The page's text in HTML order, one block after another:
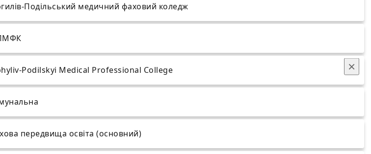
×
Подільський медичний фаховий коледж
Podilskyi Mediсal Professional College
передвища освіта (основний)